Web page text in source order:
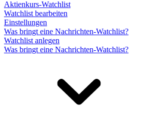
Aktienkurs-Watchlist
Watchlist bearbeiten
Einstellungen
Was bringt eine Nachrichten-Watchlist?
Watchlist anlegen
Was bringt eine Nachrichten-Watchlist?